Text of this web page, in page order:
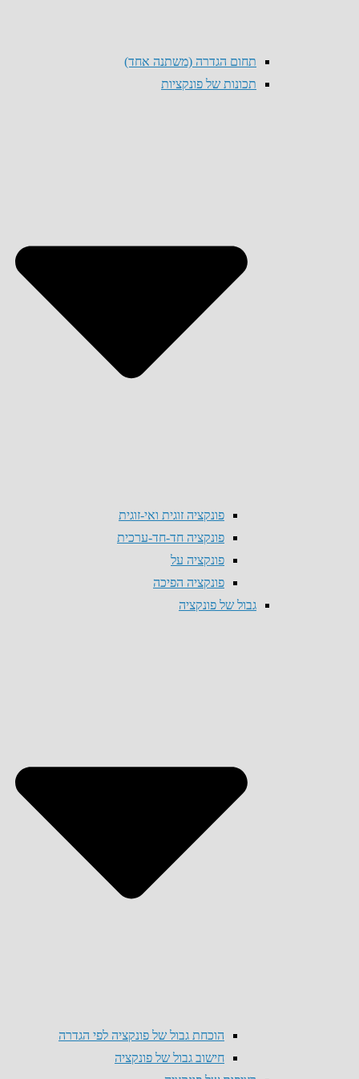
תחום הגדרה (משתנה אחד)
תכונות של פונקציות
פונקציה זוגית ואי-זוגית
פונקציה חד-חד-ערכית
פונקציה על
פונקציה הפיכה
גבול של פונקציה
הוכחת גבול של פונקציה לפי הגדרה
חישוב גבול של פונקציה